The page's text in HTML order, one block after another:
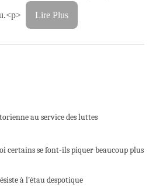
Lire Plus
au service des luttes
certains se font-ils piquer beaucoup plus
à l’étau despotique